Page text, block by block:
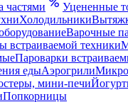
частями Уцененные
Холодильники
Варочные
встраиваемой техники
Пароварки
едыАэрогрили
мини-печи
Попкорницы